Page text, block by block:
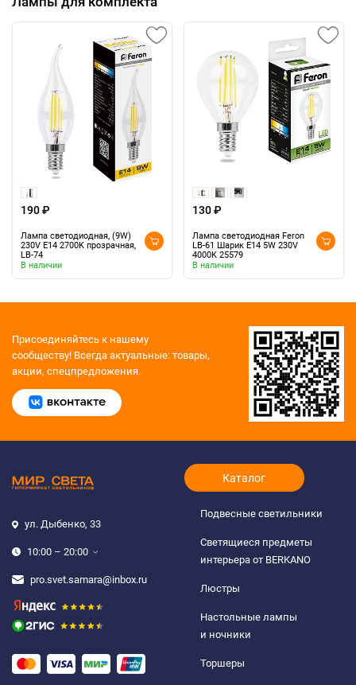
190 ₽
Лампа светодиодная, (9W)
230V E14 2700K прозрачная,
LB-74
В наличии
130 ₽
Лампа светодиодная Feron
LB-61 Шарик E14 5W 230V
4000K 25579
В наличии
Присоединяйтесь к нашему
сообществу! Всегда актуальные: товары,
акции, спецпредложения.
ул. Дыбенко, 33
10:00 – 20:00
pro.svet.samara@inbox.ru
Каталог
Подвесные светильники
Светящиеся предметы
интерьера от BERKANO
Люстры
Настольные лампы
и ночники
Торшеры